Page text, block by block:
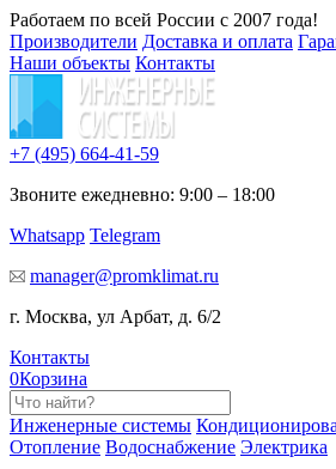
Работаем по всей России с 2007 года!
Производители Доставка и оплата
Наши объекты Контакты
+7 (495) 664-41-59
Звоните ежедневно: 9:00 – 18:00
Whatsapp Telegram
manager@promklimat.ru
г. Москва, ул Арбат, д. 6/2
Контакты
0Корзина
Инженерные системы
Отопление Водоснабжение Электрика